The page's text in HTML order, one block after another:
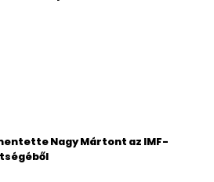
Nagy Mártont az IMF-